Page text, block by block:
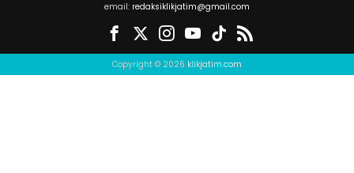
email: redaksiklikjatim@gmail.com
Copyright © 2026 klikjatim.com